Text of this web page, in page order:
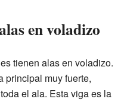
en voladizo
tienen alas en voladizo.
principal muy fuerte,
el ala. Esta viga es la